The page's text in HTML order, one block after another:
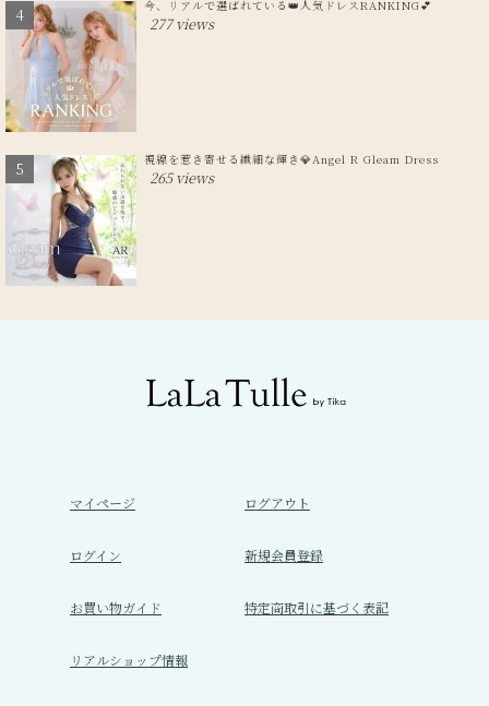
今、リアルで選ばれている👑人気ドレスRANKING💕
277 views
視線を惹き寄せる繊細な輝き💎Angel R Gleam Dress
265 views
マイページ ログアウト
ログイン 新規会員登録
お買い物ガイド 特定商取引に基づく表記
リアルショップ情報